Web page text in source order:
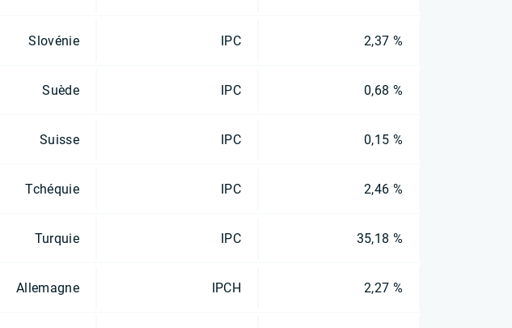
Slovénie IPC 2,37 %
Suède IPC 0,68 %
Suisse IPC 0,15 %
Tchéquie IPC 2,46 %
Turquie IPC 35,18 %
Allemagne IPCH 2,27 %